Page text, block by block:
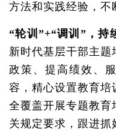
方法和实践经验，不
“轮训”+“调训”，持
新时代基层干部主
政策、提高绩效、
容，精心设置教育培
全覆盖开展专题教育
关规定要求，跟进